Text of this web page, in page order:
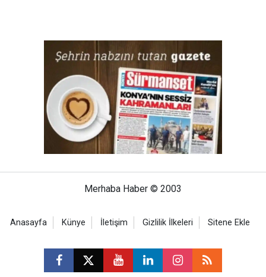
Merhaba Haber © 2003
Anasayfa Künye İletişim Gizlilik İlkeleri Sitene Ekle